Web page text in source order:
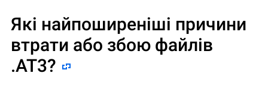
Які найпоширеніші причини
втрати або збою файлів
.AT3?